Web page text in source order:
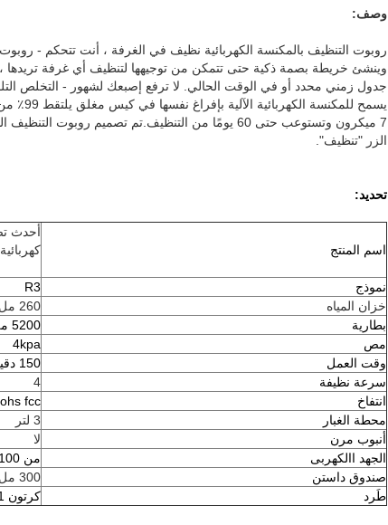
وصف:
روبوت التنظيف بالمكنسة الكهربائية نظيف في الغرفة ، أنت تتحكم - روبوت
وينشئ خريطة بصمة ذكية حتى تتمكن من توجيهها لتنظيف أي غرفة
جدول زمني محدد أو في الوقت الحالي. لا ترفع إصبعك لشهور - التخلص
يسمح للمكنسة الكهربائية الآلية بإفراغ نفسها في كيس مغلق يلتقط 99٪ من الجسيمات الصغيرة مثل
7 ميكرون وتستوعب حتى 60 يومًا من التنظيف.تم تصميم روبوت التنظيف الشامل للعمل ببساطة مع المكبس
الزر "تنظيف".
تحديد:
اسم المنتج
نموذج
R3
خزان المياه
260 مل
بطارية
5200 مللي امبير
مص
4kpa
وقت العمل
150 دقيقة
سرعة نظيفة
4
انتفاخ
fcc
محطة الغبار
3 لتر
أنبوب مرن
لا
الجهد االكهربى
من 100 إلى 240 فولت
صندوق داستن
300 مل
طَرد
كرتون 1 في 1